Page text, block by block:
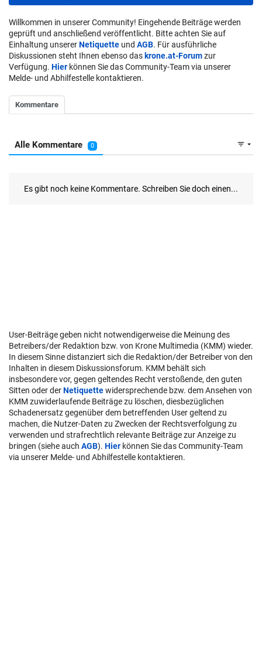
Willkommen in unserer Community! Eingehende Beiträge werden
geprüft und anschließend veröffentlicht. Bitte achten Sie auf
Einhaltung unsererNetiquette und AGB. Für ausführliche
Diskussionen steht Ihnen ebenso das krone.at-Forumzur
Verfügung. Hier können Sie das Community-Team via unserer
Melde- und Abhilfestelle kontaktieren.
User-Beiträge geben nicht notwendigerweise die Meinung des
Betreibers/der Redaktion bzw. von Krone Multimedia (KMM) wieder.
In diesem Sinne distanziert sich die Redaktion/der Betreiber von den
Inhalten in diesem Diskussionsforum. KMM behält sich
insbesondere vor, gegen geltendes Recht verstoßende, den guten
Sitten oder derNetiquettewidersprechende bzw. dem Ansehen von
KMM zuwiderlaufende Beiträge zu löschen, diesbezüglichen
Schadenersatz gegenüber dem betreffenden User geltend zu
machen, die Nutzer-Daten zu Zwecken der Rechtsverfolgung zu
verwenden und strafrechtlich relevante Beiträge zur Anzeige zu
bringen (siehe auch AGB). Hier können Sie das Community-Team
via unserer Melde- und Abhilfestelle kontaktieren.